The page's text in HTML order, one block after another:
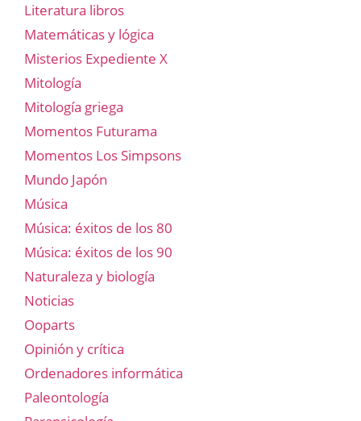
Literatura libros
Matemáticas y lógica
Misterios Expediente X
Mitología
Mitología griega
Momentos Futurama
Momentos Los Simpsons
Mundo Japón
Música
Música: éxitos de los 80
Música: éxitos de los 90
Naturaleza y biología
Noticias
Ooparts
Opinión y crítica
Ordenadores informática
Paleontología